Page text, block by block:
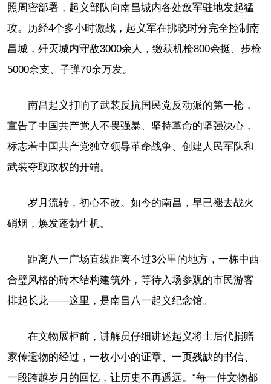
照周密部署，起义部队向南昌城内各处敌军驻地发起猛
攻。历经4个多小时激战，起义军在拂晓时分完全控制南
昌城，歼灭城内守敌3000余人，缴获机枪800余挺、步枪
5000余支、子弹70余万发。
南昌起义打响了武装反抗国民党反动派的第一枪，
宣告了中国共产党人不畏强暴、坚持革命的坚强决心，
标志着中国共产党独立领导革命战争、创建人民军队和
武装夺取政权的开端。
岁月流转，初心不改。如今的南昌，早已褪去战火
硝烟，焕发蓬勃生机。
距离八一广场直线距离不过3公里的地方，一栋中西
合璧风格的砖木结构建筑外，等待入场参观的市民游客
排起长龙——这里，是南昌八一起义纪念馆。
在文物展柜前，讲解员仔细讲述起义将士后代捐赠
家传遗物的经过，一枚小小的证章、一页残缺的书信、
一段跨越岁月的回忆，让历史不再遥远。“每一件文物都